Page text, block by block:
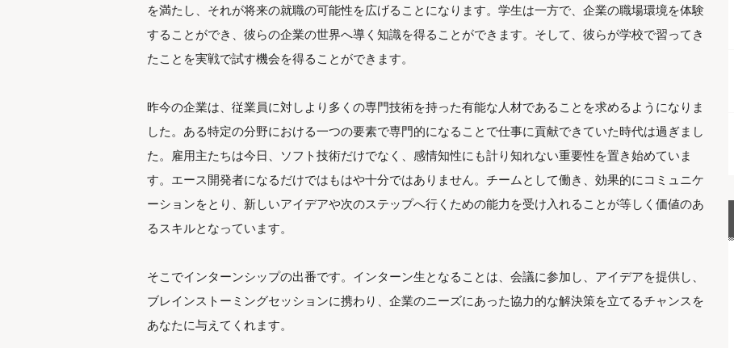
を満たし、それが将来の就職の可能性を広げることになります。学生は一方で、企業の職場環境を体験
することができ、彼らの企業の世界へ導く知識を得ることができます。そして、彼らが学校で習ってき
たことを実戦で試す機会を得ることができます。
昨今の企業は、従業員に対しより多くの専門技術を持った有能な人材であることを求めるようになりま
した。ある特定の分野における一つの要素で専門的になることで仕事に貢献できていた時代は過ぎまし
た。雇用主たちは今日、ソフト技術だけでなく、感情知性にも計り知れない重要性を置き始めていま
す。エース開発者になるだけではもはや十分ではありません。チームとして働き、効果的にコミュニケ
ーションをとり、新しいアイデアや次のステップへ行くための能力を受け入れることが等しく価値のあ
るスキルとなっています。
そこでインターンシップの出番です。インターン生となることは、会議に参加し、アイデアを提供し、
ブレインストーミングセッションに携わり、企業のニーズにあった協力的な解決策を立てるチャンスを
あなたに与えてくれます。